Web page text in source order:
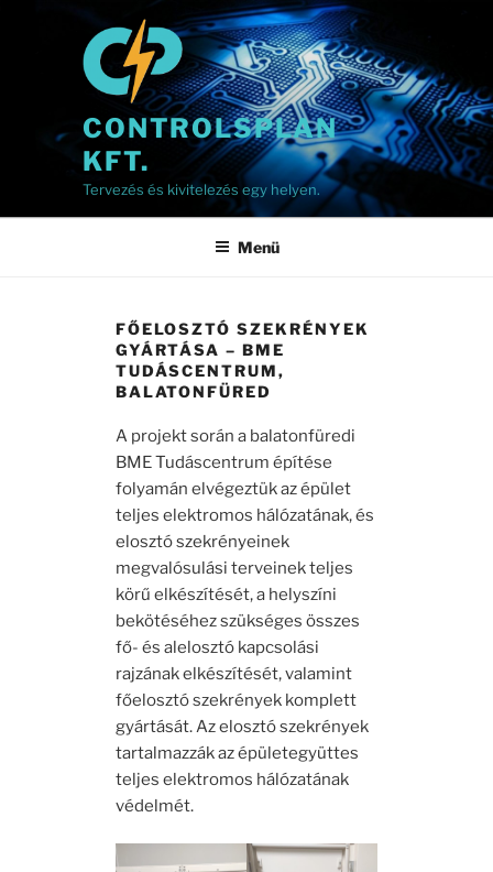
CONTROLSPLAN
KFT.
Tervezés és kivitelezés egy helyen.
Menü
FŐELOSZTÓ SZEKRÉNYEK
GYÁRTÁSA – BME
TUDÁSCENTRUM,
BALATONFÜRED
A projekt során a balatonfüredi
BME Tudáscentrum építése
folyamán elvégeztük az épület
teljes elektromos hálózatának, és
elosztó szekrényeinek
megvalósulási terveinek teljes
körű elkészítését, a helyszíni
bekötéséhez szükséges összes
fő- és alelosztó kapcsolási
rajzának elkészítését, valamint
főelosztó szekrények komplett
gyártását. Az elosztó szekrények
tartalmazzák az épületegyüttes
teljes elektromos hálózatának
védelmét.